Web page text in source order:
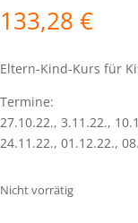
133,28 €
Eltern-Kind-Kurs für
Termine:
27.10.22., 3.11.22.,
24.11.22., 01.12.22.,
Nicht vorrätig